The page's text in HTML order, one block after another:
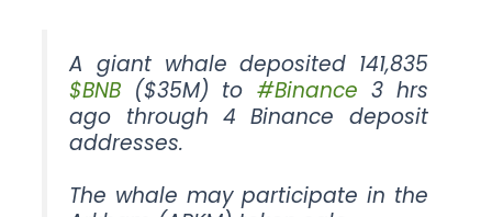
A giant whale deposited 141,835
$BNB ($35M) to #Binance 3 hrs
ago through 4 Binance deposit
addresses.
The whale may participate in the